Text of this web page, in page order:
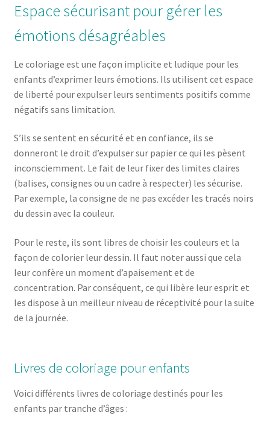
Espace sécurisant pour gérer les
émotions désagréables
Le coloriage est une façon implicite et ludique pour les
enfants d’exprimer leurs émotions. Ils utilisent cet espace
de liberté pour expulser leurs sentiments positifs comme
négatifs sans limitation.
S’ils se sentent en sécurité et en confiance, ils se
donneront le droit d’expulser sur papier ce qui les pèsent
inconsciemment. Le fait de leur fixer des limites claires
(balises, consignes ou un cadre à respecter) les sécurise.
Par exemple, la consigne de ne pas excéder les tracés noirs
du dessin avec la couleur.
Pour le reste, ils sont libres de choisir les couleurs et la
façon de colorier leur dessin. Il faut noter aussi que cela
leur confère un moment d’apaisement et de
concentration. Par conséquent, ce qui libère leur esprit et
les dispose à un meilleur niveau de réceptivité pour la suite
de la journée.
Livres de coloriage pour enfants
Voici différents livres de coloriage destinés pour les
enfants par tranche d’âges :